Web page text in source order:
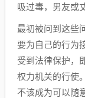
吸过毒，男友或
最初被问到这些
要为自己的行为
受到法律保护，
权力机关的行使
不该成为可以随